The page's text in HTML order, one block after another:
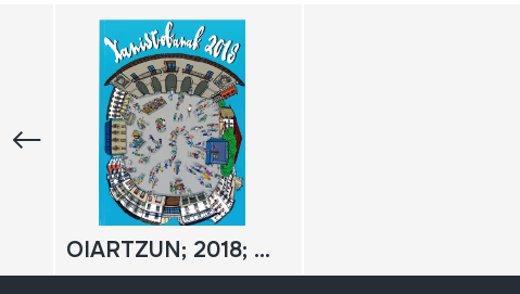
OIARTZUN; 2018; Xanistebanak; [urtekaria]